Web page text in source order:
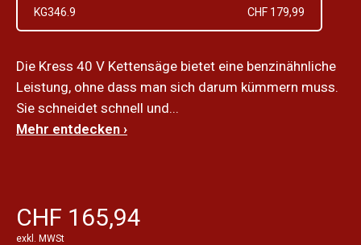
KG346.9
CHF 179,99
Die Kress 40 V Kettensäge bietet eine benzinähnliche
Leistung, ohne dass man sich darum kümmern muss.
Sie schneidet schnell und...
Mehr entdecken ›
CHF 165,94
exkl. MWSt